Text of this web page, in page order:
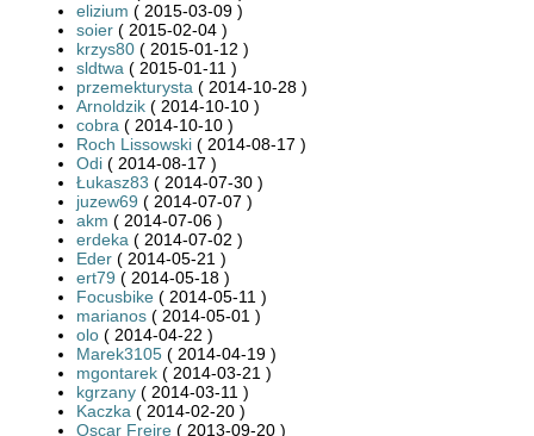
elizium ( 2015-03-09 )
soier ( 2015-02-04 )
krzys80 ( 2015-01-12 )
sldtwa ( 2015-01-11 )
przemekturysta ( 2014-10-28 )
Arnoldzik ( 2014-10-10 )
cobra ( 2014-10-10 )
Roch Lissowski ( 2014-08-17 )
Odi ( 2014-08-17 )
Łukasz83 ( 2014-07-30 )
juzew69 ( 2014-07-07 )
akm ( 2014-07-06 )
erdeka ( 2014-07-02 )
Eder ( 2014-05-21 )
ert79 ( 2014-05-18 )
Focusbike ( 2014-05-11 )
marianos ( 2014-05-01 )
olo ( 2014-04-22 )
Marek3105 ( 2014-04-19 )
mgontarek ( 2014-03-21 )
kgrzany ( 2014-03-11 )
Kaczka ( 2014-02-20 )
Oscar Freire ( 2013-09-20 )